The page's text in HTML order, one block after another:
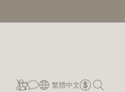
繁體中文